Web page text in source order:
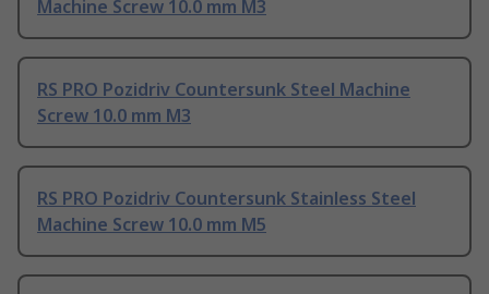
Machine Screw 10.0 mm M3
RS PRO Pozidriv Countersunk Steel Machine
Screw 10.0 mm M3
RS PRO Pozidriv Countersunk Stainless Steel
Machine Screw 10.0 mm M5